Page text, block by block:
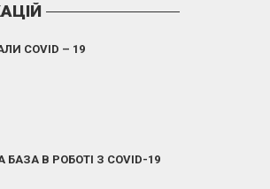
COVID – 19
В РОБОТІ З COVID-19